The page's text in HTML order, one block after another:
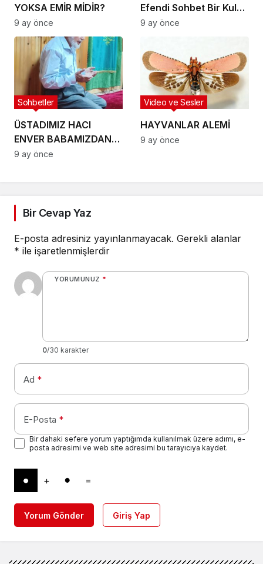
YOKSA EMİR MİDİR?
9 ay önce
Efendi Sohbet Bir Kul
yaşı 40 olunca Allah
9 ay önce
ÜSTADIMIZ HACI
ENVER BABAMIZDAN
NASİHATLER
Sohbetler
9 ay önce
HAYVANLAR ALEMİ
Video ve Sesler
9 ay önce
Bir Cevap Yaz
E-posta adresiniz yayınlanmayacak. Gerekli alanlar
* ile işaretlenmişlerdir
YORUMUNUZ *
0/30 karakter
Ad *
E-Posta *
Bir dahaki sefere yorum yaptığımda kullanılmak üzere adımı, e-
posta adresimi ve web site adresimi bu tarayıcıya kaydet.
+ =
Yorum Gönder Giriş Yap